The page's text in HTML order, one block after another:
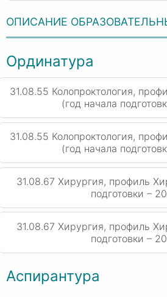
ОПИСАНИЕ
Ординатура
31.08.55 Колопроктология,
(год начала
31.08.55 Колопроктология,
(год начала
31.08.67 Хирургия, профиль
подготовки –
31.08.67 Хирургия, профиль
подготовки –
Аспирантура